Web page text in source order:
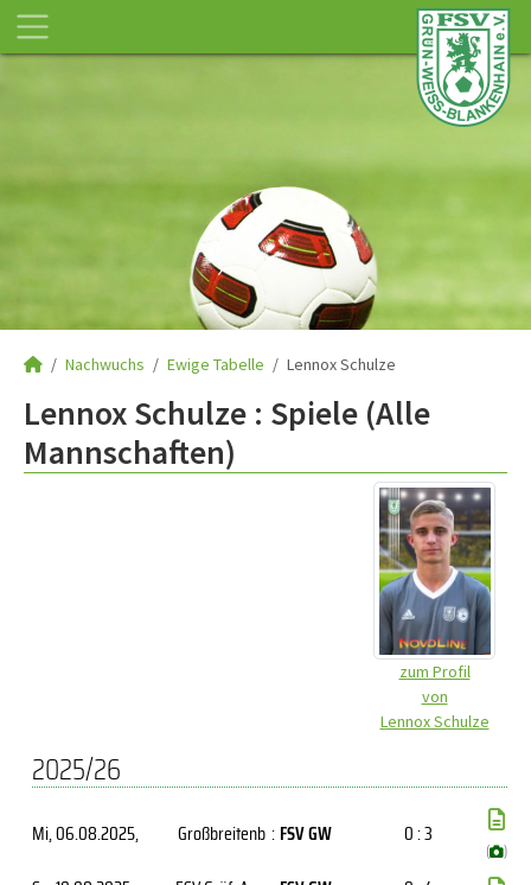
Nachwuchs Ewige Tabelle Lennox Schulze
Lennox Schulze : Spiele (Alle
Mannschaften)
zum Profil
von
Lennox Schulze
2025/26
Mi, 06.08.2025, Großbreitenb : FSV GW 0 : 3
( )